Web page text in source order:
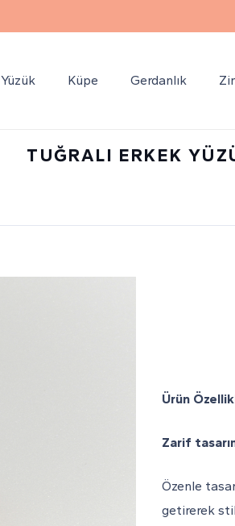
Yüzük Küpe Gerdanlık
TUĞRALI ERKEK
Ürün
Zarif
Özenle
getirerek